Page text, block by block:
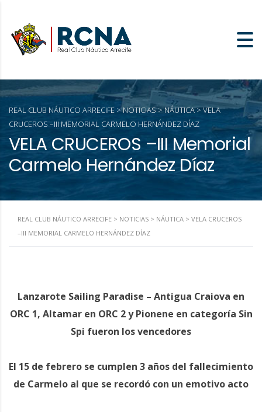
VELA CRUCEROS –III Memorial
Carmelo Hernández Díaz
REAL CLUB NÁUTICO ARRECIFE >NOTICIAS>NÁUTICA>VELA
CRUCEROS –III MEMORIAL CARMELO HERNÁNDEZ DÍAZ
REAL CLUB NÁUTICO ARRECIFE > NOTICIAS > NÁUTICA > VELA CRUCEROS
–III MEMORIAL CARMELO HERNÁNDEZ DÍAZ
Lanzarote Sailing Paradise – Antigua Craiova en
ORC 1, Altamar en ORC 2 y Pionene en categoría Sin
Spi fueron los vencedores
El 15 de febrero se cumplen 3 años del fallecimiento
de Carmelo al que se recordó con un emotivo acto